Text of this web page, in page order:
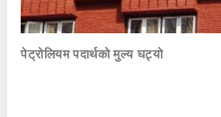
पेट्रोलियम पदार्थको मुल्य घट्यो